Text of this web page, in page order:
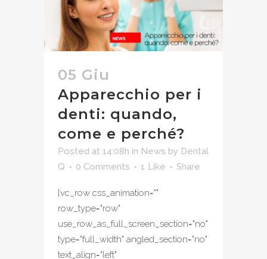
05 Giu
Apparecchio per i
denti: quando,
come e perché?
Posted at 14:08h in News by Dental
Q
0 Comments 1 Like Share
[vc_row css_animation=""
row_type="row"
use_row_as_full_screen_section="no"
type="full_width" angled_section="no"
text_align="left"